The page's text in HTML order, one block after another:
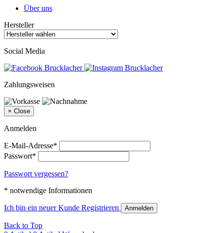
Über uns
Hersteller
Social Media
Zahlungsweisen
× Close
Anmelden
E-Mail-Adresse*
Passwort*
Passwort vergessen?
* notwendige Informationen
Ich bin ein neuer Kunde Registrieren Anmelden
Back to Top